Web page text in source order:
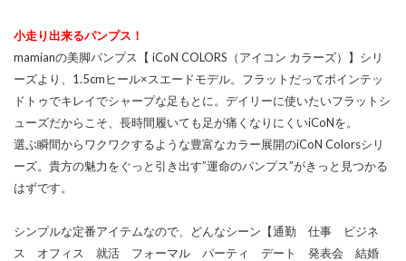
小走り出来るパンプス！
mamianの美脚パンプス【 iCoN COLORS（アイコン カラーズ）】シリ
ーズより、1.5cmヒール×スエードモデル。フラットだってポインテッ
ドトゥでキレイでシャープな足もとに。デイリーに使いたいフラットシ
ューズだからこそ、長時間履いても足が痛くなりにくいiCoNを。
選ぶ瞬間からワクワクするような豊富なカラー展開のiCoN Colorsシリ
ーズ。貴方の魅力をぐっと引き出す”運命のパンプス”がきっと見つかる
はずです。
シンプルな定番アイテムなので、どんなシーン【通勤 仕事 ビジネ
ス オフィス 就活 フォーマル パーティ デート 発表会 結婚